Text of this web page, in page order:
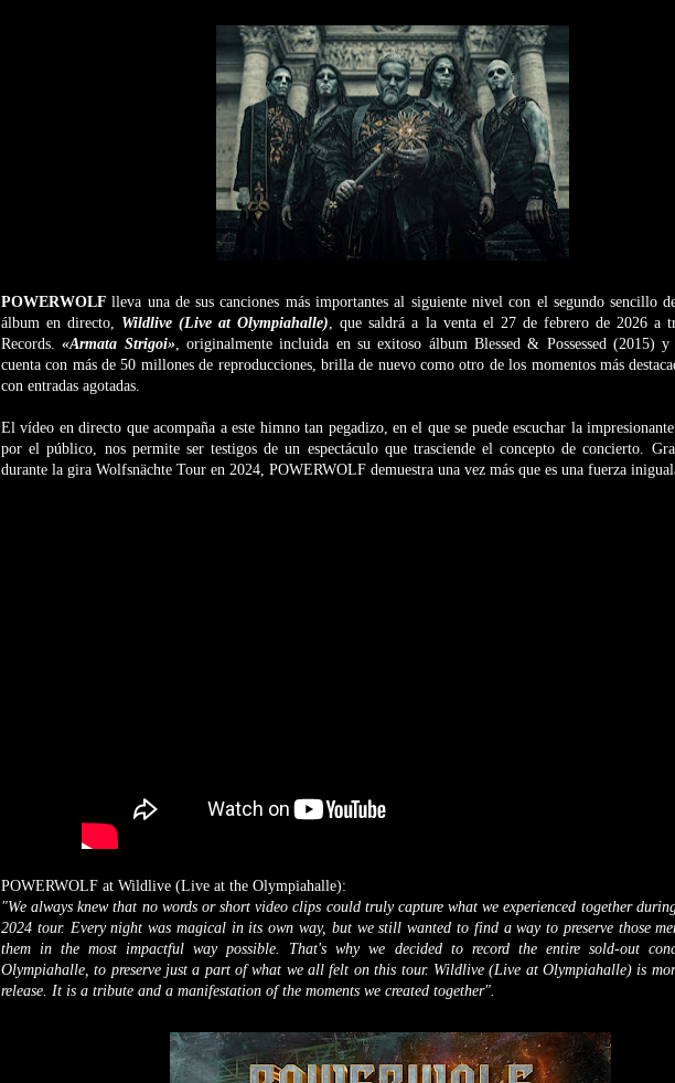
POWERWOLFlleva una de sus canciones más importantes al siguiente nivel con el segundo sencillo
álbum en directo, Wildlive (Live at Olympiahalle), que saldrá a la venta el 27 de febrero de 2026 a
Records. «Armata Strigoi», originalmente incluida en su exitoso álbum Blessed & Possessed (2015) y
cuenta con más de 50 millones de reproducciones, brilla de nuevo como otro de los momentos más
con entradas agotadas.
El vídeo en directo que acompaña a este himno tan pegadizo, en el que se puede escuchar la
por el público, nos permite ser testigos de un espectáculo que trasciende el concepto de concierto.
durante la gira Wolfsnächte Tour en 2024, POWERWOLF demuestra una vez más que es una fuerza
POWERWOLF at Wildlive (Live at the Olympiahalle):
"We always knew that no words or short video clips could truly capture what we experienced together
2024 tour. Every night was magical in its own way, but we still wanted to find a way to preserve those
them in the most impactful way possible. That's why we decided to record the entire sold-out
Olympiahalle, to preserve just a part of what we all felt on this tour. Wildlive (Live at Olympiahalle) is
release. It is a tribute and a manifestation of the moments we created together".